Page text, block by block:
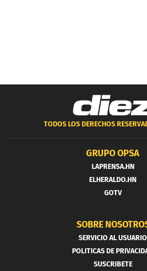
TODOS LOS DERECHOS
GRUPO OPSA
LAPRENSA.HN
ELHERALDO.HN
GOTV
SOBRE
SERVICIO AL USUARIO
POLITICAS DE
SUSCRIBETE